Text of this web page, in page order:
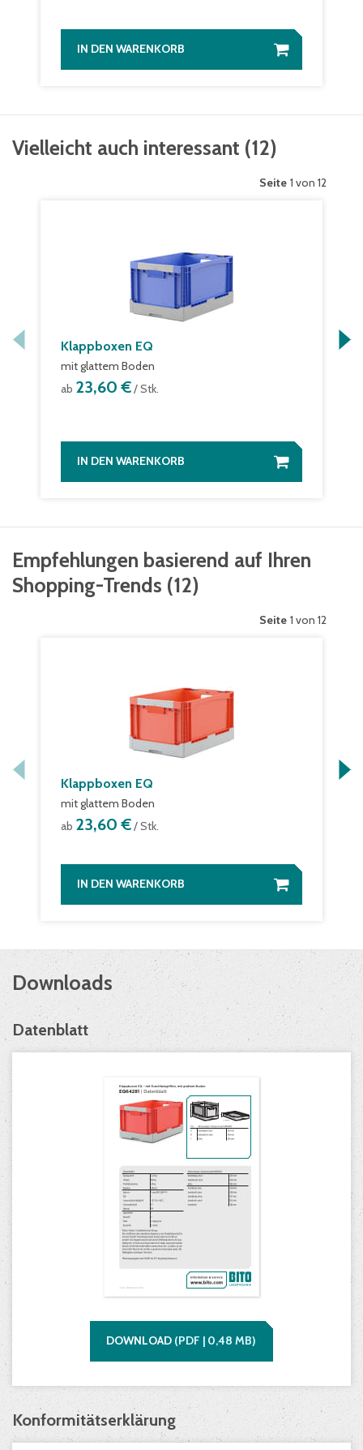
IN DEN WARENKORB
Vielleicht auch interessant (12)
Seite 1 von 12
Klappboxen EQ
mit glattem Boden
ab 23,60 €/ Stk.
IN DEN WARENKORB
Empfehlungen basierend auf Ihren
Shopping-Trends (12)
Seite 1 von 12
Klappboxen EQ
mit glattem Boden
ab 23,60 €/ Stk.
IN DEN WARENKORB
Downloads
Datenblatt
DOWNLOAD (PDF | 0,48 MB)
Konformitätserklärung